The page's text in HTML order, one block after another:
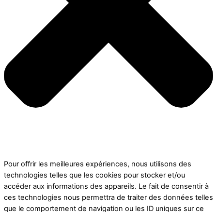
Pour offrir les meilleures expériences, nous utilisons des
technologies telles que les cookies pour stocker et/ou
accéder aux informations des appareils. Le fait de consentir à
ces technologies nous permettra de traiter des données telles
que le comportement de navigation ou les ID uniques sur ce